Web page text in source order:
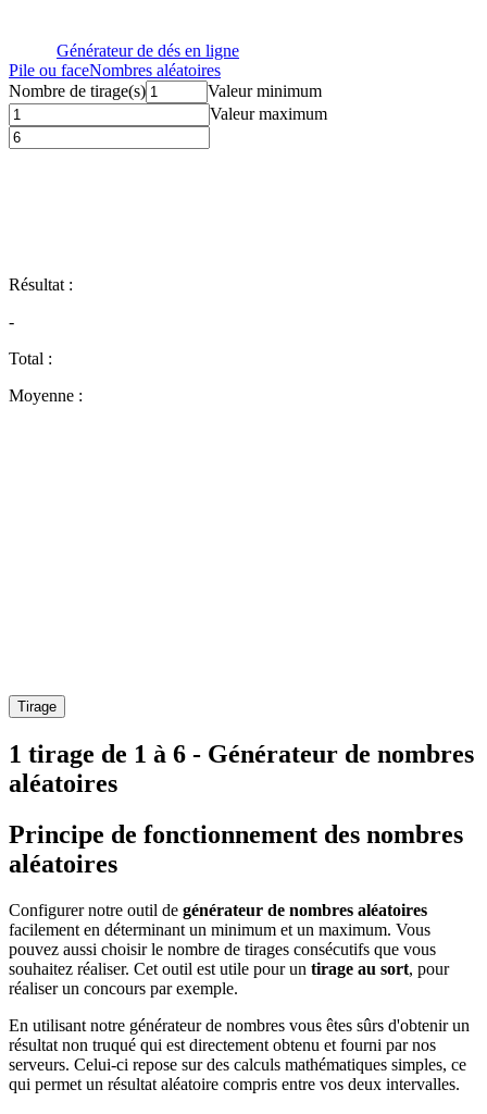
Générateur de dés en ligne
Pile ou faceNombres aléatoires
Nombre de tirage(s)
Valeur minimum
Valeur maximum
Résultat :
-
Total :
Moyenne :
Tirage
1 tirage de 1 à 6 - Générateur de nombres
aléatoires
Principe de fonctionnement des nombres
aléatoires
Configurer notre outil de générateur de nombres aléatoires
facilement en déterminant un minimum et un maximum. Vous
pouvez aussi choisir le nombre de tirages consécutifs que vous
souhaitez réaliser. Cet outil est utile pour un tirage au sort, pour
réaliser un concours par exemple.
En utilisant notre générateur de nombres vous êtes sûrs d'obtenir un
résultat non truqué qui est directement obtenu et fourni par nos
serveurs. Celui-ci repose sur des calculs mathématiques simples, ce
qui permet un résultat aléatoire compris entre vos deux intervalles.